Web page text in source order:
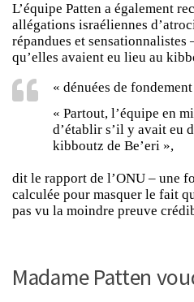
L’équipe Patten a également
allégations israéliennes
répandues et sensationnalistes
qu’elles avaient eu lieu au
« dénuées de
« Partout, l’équipe en
d’établir s’il y avait eu
kibboutz de Be’eri »,
dit le rapport de l’ONU – une
calculée pour masquer le fait
pas vu la moindre preuve
Madame Patten